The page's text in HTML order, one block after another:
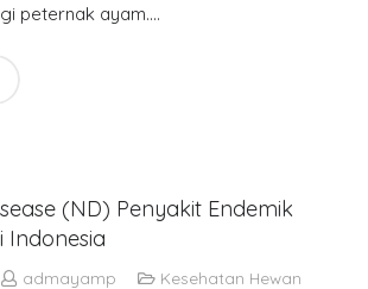
peternak ayam.…
(ND) Penyakit Endemik
Indonesia
admayamp
Kesehatan Hewan